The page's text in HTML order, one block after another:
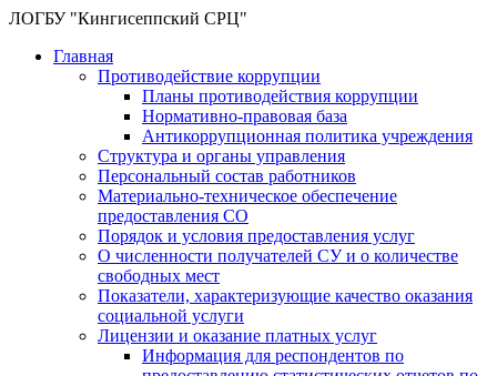
ЛОГБУ "Кингисеппский СРЦ"
Главная
Противодействие коррупции
Планы противодействия коррупции
Нормативно-правовая база
Антикоррупционная политика учреждения
Структура и органы управления
Персональный состав работников
Материально-техническое обеспечение
предоставления СО
Порядок и условия предоставления услуг
О численности получателей СУ и о количестве
свободных мест
Показатели, характеризующие качество оказания
социальной услуги
Лицензии и оказание платных услуг
Информация для респондентов по